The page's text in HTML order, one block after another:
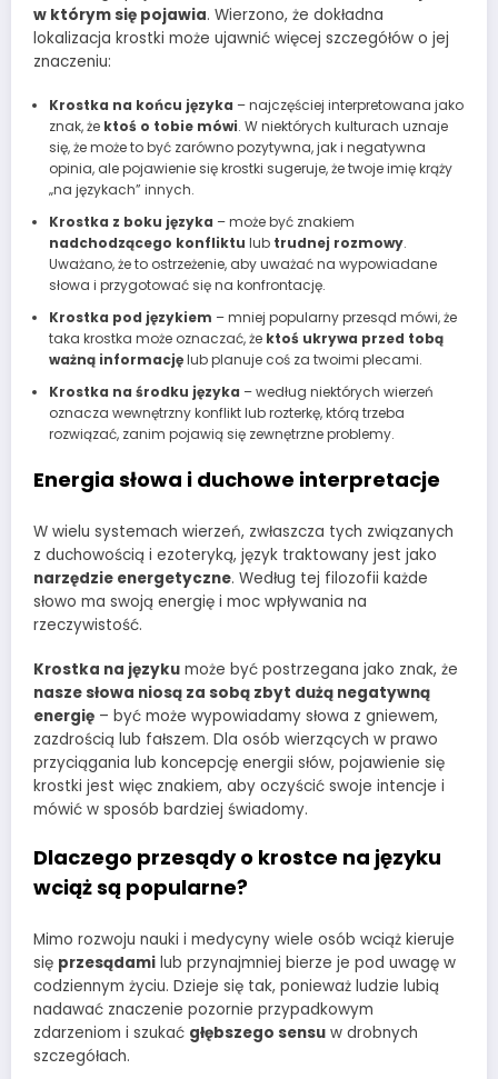
w którym się pojawia. Wierzono, że dokładna
lokalizacja krostki może ujawnić więcej szczegółów o jej
znaczeniu:
Krostka na końcu języka – najczęściej interpretowana jako
znak, że ktoś o tobie mówi. W niektórych kulturach uznaje
się, że może to być zarówno pozytywna, jak i negatywna
opinia, ale pojawienie się krostki sugeruje, że twoje imię krąży
„na językach” innych.
Krostka z boku języka – może być znakiem
nadchodzącego konfliktu lub trudnej rozmowy.
Uważano, że to ostrzeżenie, aby uważać na wypowiadane
słowa i przygotować się na konfrontację.
Krostka pod językiem – mniej popularny przesąd mówi, że
taka krostka może oznaczać, że ktoś ukrywa przed tobą
ważną informacjęlub planuje coś za twoimi plecami.
Krostka na środku języka – według niektórych wierzeń
oznacza wewnętrzny konflikt lub rozterkę, którą trzeba
rozwiązać, zanim pojawią się zewnętrzne problemy.
Energia słowa i duchowe interpretacje
W wielu systemach wierzeń, zwłaszcza tych związanych
z duchowością i ezoteryką, język traktowany jest jako
narzędzie energetyczne. Według tej filozofii każde
słowo ma swoją energię i moc wpływania na
rzeczywistość.
Krostka na języku może być postrzegana jako znak, że
nasze słowa niosą za sobą zbyt dużą negatywną
energię – być może wypowiadamy słowa z gniewem,
zazdrością lub fałszem. Dla osób wierzących w prawo
przyciągania lub koncepcję energii słów, pojawienie się
krostki jest więc znakiem, aby oczyścić swoje intencje i
mówić w sposób bardziej świadomy.
Dlaczego przesądy o krostce na języku
wciąż są popularne?
Mimo rozwoju nauki i medycyny wiele osób wciąż kieruje
się przesądami lub przynajmniej bierze je pod uwagę w
codziennym życiu. Dzieje się tak, ponieważ ludzie lubią
nadawać znaczenie pozornie przypadkowym
zdarzeniom i szukać głębszego sensu w drobnych
szczegółach.